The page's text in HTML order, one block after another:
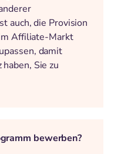
auch, die Provision
Affiliate-Markt
damit
Sie zu
bewerben?